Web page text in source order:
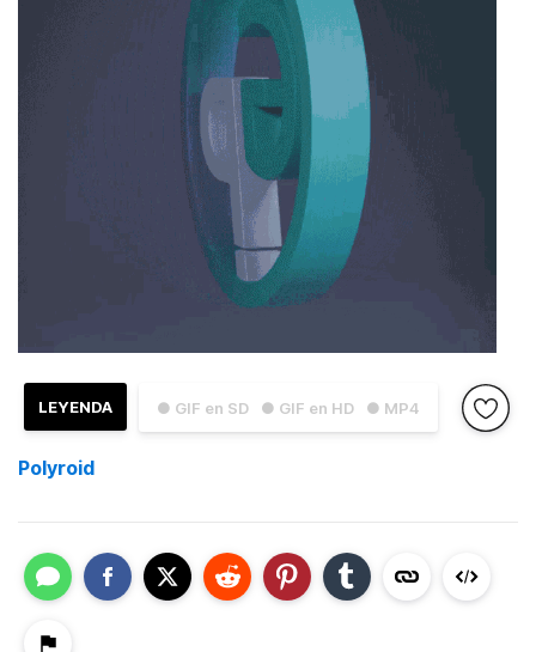
● GIF en SD ● GIF en HD ● MP4
LEYENDA
Polyroid